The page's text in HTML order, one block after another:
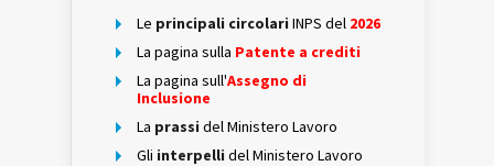
Le principali circolari INPS del 2026
La pagina sulla Patente a crediti
La pagina sull'Assegno di
Inclusione
La prassi del Ministero Lavoro
Gli interpelli del Ministero Lavoro